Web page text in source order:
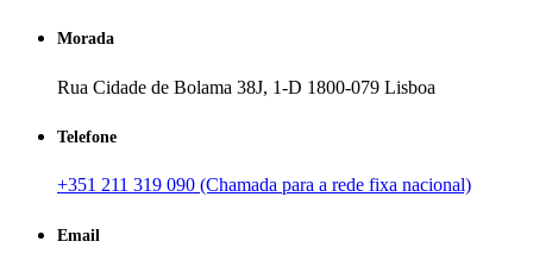
Morada
Rua Cidade de Bolama 38J, 1-D 1800-079 Lisboa
Telefone
+351 211 319 090 (Chamada para a rede fixa nacional)
Email